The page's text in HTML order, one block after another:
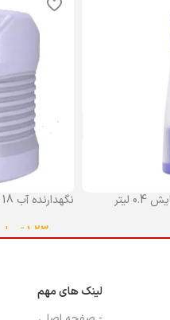
نگهدارنده آب 18 لیتری کیش ترموس کد 047
1,230,000تومان
لینک های مهم